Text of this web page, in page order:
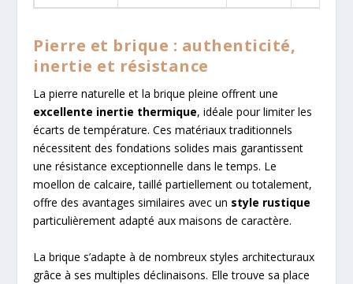
Pierre et brique : authenticité,
inertie et résistance
La pierre naturelle et la brique pleine offrent une
excellente inertie thermique, idéale pour limiter les
écarts de température. Ces matériaux traditionnels
nécessitent des fondations solides mais garantissent
une résistance exceptionnelle dans le temps. Le
moellon de calcaire, taillé partiellement ou totalement,
offre des avantages similaires avec un style rustique
particulièrement adapté aux maisons de caractère.
La brique s’adapte à de nombreux styles architecturaux
grâce à ses multiples déclinaisons. Elle trouve sa place